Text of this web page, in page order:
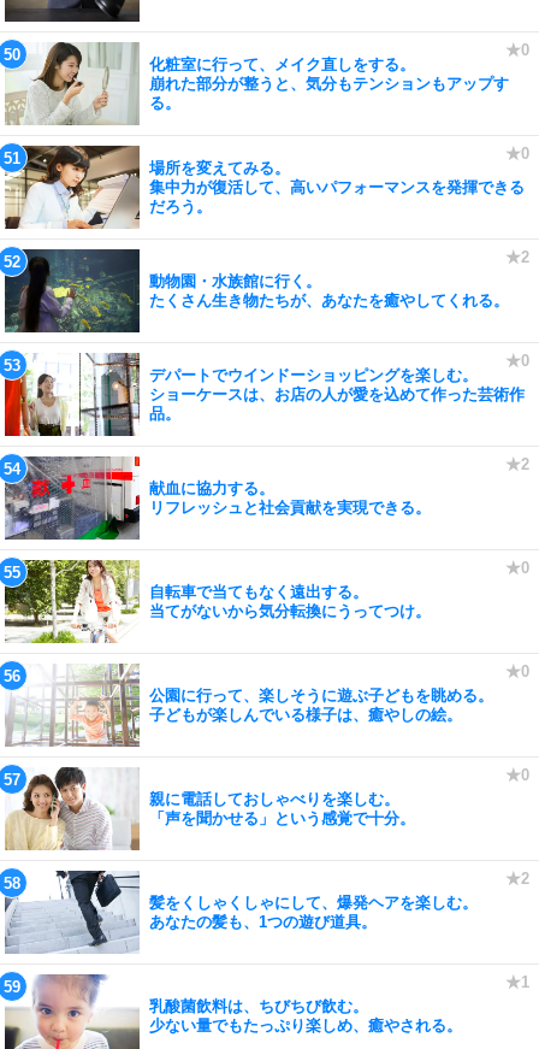
化粧室に行って、メイク直しをする。
崩れた部分が整うと、気分もテンションもアップす
る。
場所を変えてみる。
集中力が復活して、高いパフォーマンスを発揮できる
だろう。
動物園・水族館に行く。
たくさん生き物たちが、あなたを癒やしてくれる。
デパートでウインドーショッピングを楽しむ。
ショーケースは、お店の人が愛を込めて作った芸術作
品。
献血に協力する。
リフレッシュと社会貢献を実現できる。
自転車で当てもなく遠出する。
当てがないから気分転換にうってつけ。
公園に行って、楽しそうに遊ぶ子どもを眺める。
子どもが楽しんでいる様子は、癒やしの絵。
親に電話しておしゃべりを楽しむ。
「声を聞かせる」という感覚で十分。
髪をくしゃくしゃにして、爆発ヘアを楽しむ。
あなたの髪も、1つの遊び道具。
乳酸菌飲料は、ちびちび飲む。
少ない量でもたっぷり楽しめ、癒やされる。